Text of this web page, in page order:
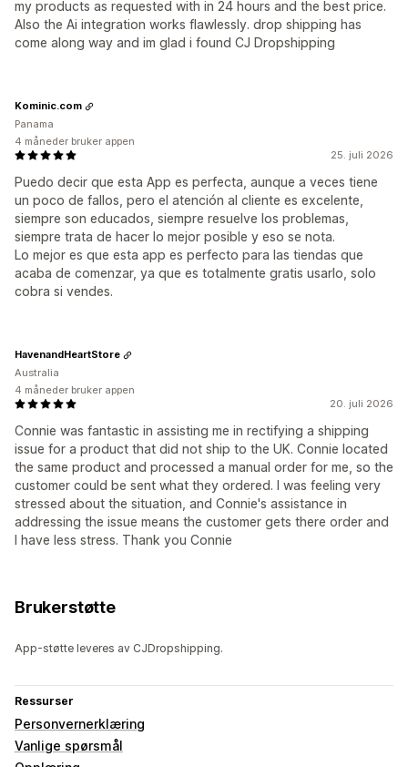
my products as requested with in 24 hours and the best price.
Also the Ai integration works flawlessly. drop shipping has
come along way and im glad i found CJ Dropshipping
25. juli 2026
Puedo decir que esta App es perfecta, aunque a veces tiene
un poco de fallos, pero el atención al cliente es excelente,
siempre son educados, siempre resuelve los problemas,
siempre trata de hacer lo mejor posible y eso se nota.
Lo mejor es que esta app es perfecto para las tiendas que
acaba de comenzar, ya que es totalmente gratis usarlo, solo
cobra si vendes.
Kominic.com
Panama
4 måneder bruker appen
20. juli 2026
Connie was fantastic in assisting me in rectifying a shipping
issue for a product that did not ship to the UK. Connie located
the same product and processed a manual order for me, so the
customer could be sent what they ordered. I was feeling very
stressed about the situation, and Connie's assistance in
addressing the issue means the customer gets there order and
I have less stress. Thank you Connie
HavenandHeartStore
Australia
4 måneder bruker appen
Brukerstøtte
App-støtte leveres av CJDropshipping.
Ressurser
Personvernerklæring
Vanlige spørsmål